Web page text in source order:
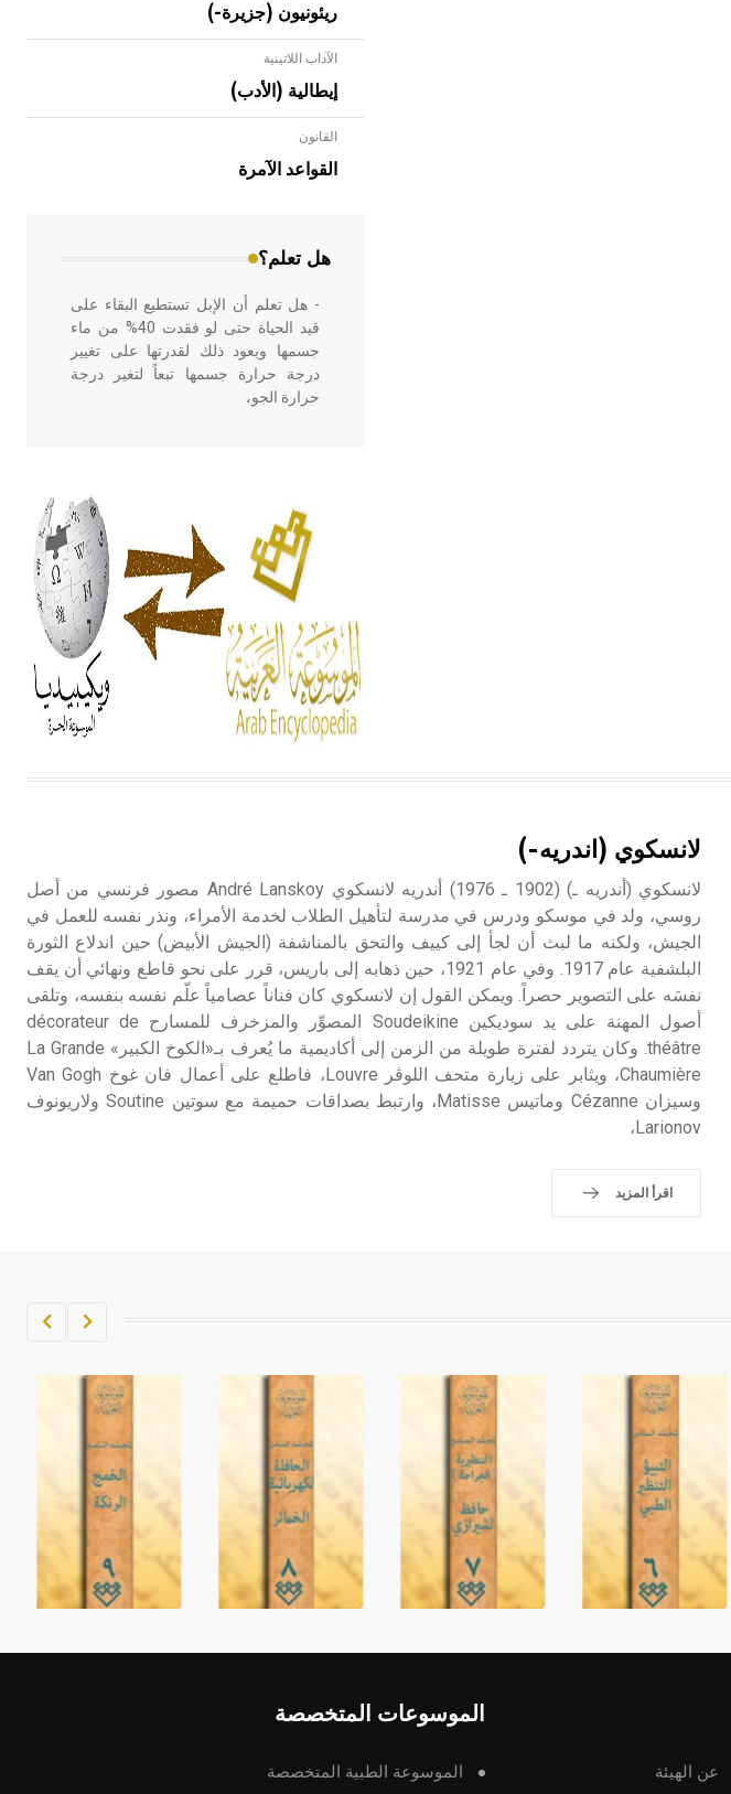
ريئونيون (جزيرة-)
الآداب اللاتينية
إيطالية (الأدب)
القانون
القواعد الآمرة
هل تعلم؟
- هل تعلم أن الأبلق نوع من الفنون
الهندسية التي ارتبطت بالعمارة الإسلامية
في بلاد الشام ومصر خاصة، حيث يحرص
- هل تعلم أن الإبل تستطيع البقاء على
قيد الحياة حتى لو فقدت 40% من ماء
جسمها ويعود ذلك لقدرتها على تغيير
درجة حرارة جسمها تبعاً لتغير درجة
حرارة الجو،
أربعة مؤلفات هي: الحكم، الأدلة، تنظيم
التغذية، ورسالته في جروح الرأس.
ويعود له الفضل بأنه حرر الطب من
الدين والفلسفة.
- هل تعلم أن المرجان إفراز حيواني
يتكون في البحر ويتركب من مادة
كربونات الكلسيوم، وهو أحمر أو شديد
الحمرة وهو أجود أنواعه، ويمتاز بكبر
الحجم ويسمى الش
الإنكليزية أب
- هل تعلم أن أبجر Abgar اسم معروف
جيداً يعود إلى عدد من الملوك الذين
حكموا مدينة إديسا (الرها) من أبجر الأول
وحتى التاسع، وهم ينتسبون إلى أسرة
أوسروين
لانسكوي (اندريه-)
لانسكوي (أندريه ـ) (1902 ـ 1976) أندريه لانسكوي André Lanskoy مصور فرنسي من أصل
روسي، ولد في موسكو ودرس في مدرسة لتأهيل الطلاب لخدمة الأمراء، ونذر نفسه للعمل في
الجيش، ولكنه ما لبث أن لجأ إلى كييف والتحق بالمناشفة (الجيش الأبيض) حين اندلاع الثورة
البلشفية عام 1917. وفي عام 1921، حين ذهابه إلى باريس، قرر على نحو قاطع ونهائي أن يقف
نفسَه على التصوير حصراً. ويمكن القول إن لانسكوي كان فناناً عصامياً علّم نفسه بنفسه، وتلقى
أصول المهنة على يد سوديكين Soudeikine المصوِّر والمزخرف للمسارح décorateur de
théâtre. وكان يتردد لفترة طويلة من الزمن إلى أكاديمية ما يُعرف بـ«الكوخ الكبير» La Grande
Chaumière، ويثابر على زيارة متحف اللوڤر Louvre، فاطلع على أعمال فان غوخ Van Gogh
وسيزان Cézanne وماتيس Matisse، وارتبط بصداقات حميمة مع سوتين Soutine ولاريونوف
Larionov،
اقرأ المزيد
عن الهيئة
الموسوعات المتخصصة
الموسوعة الطبية المتخصصة